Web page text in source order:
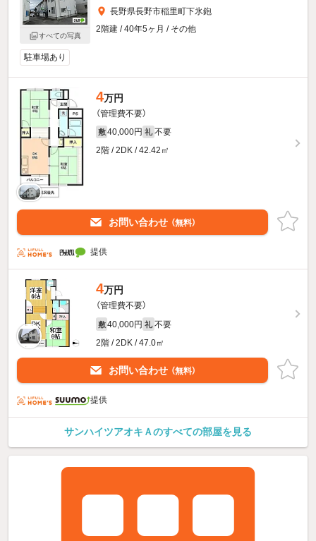
すべての写真
長野県長野市稲里町下氷鉋
2階建 / 40年5ヶ月 / その他
駐車場あり
4万円
（管理費不要）
敷 40,000円 礼 不要
2階 / 2DK / 42.42㎡
お問い合わせ （無料）
提供
4万円
（管理費不要）
敷 40,000円 礼 不要
2階 / 2DK / 47.0㎡
お問い合わせ （無料）
提供
サンハイツアオキＡのすべての部屋を見る